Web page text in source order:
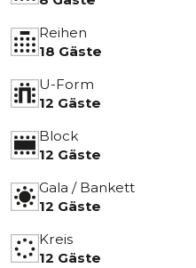
Reihen
18 Gäste
U-Form
12 Gäste
Block
12 Gäste
Gala / Bankett
12 Gäste
Kreis
12 Gäste